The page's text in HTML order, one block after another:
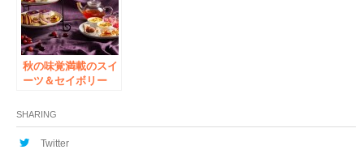
ー」登場！
秋の味覚満載のスイ
ーツ＆セイボリー
ハロウィンを…
chano-ma≪チャノ
マ≫秋葉原「ハロウ
SHARING
Twitter